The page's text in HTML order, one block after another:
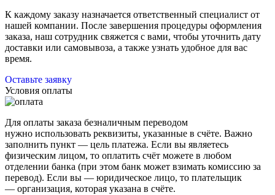
К каждому заказу назначается ответственный специалист от
нашей компании. После завершения процедуры оформления
заказа, наш сотрудник свяжется с вами, чтобы уточнить дату
доставки или самовывоза, а также узнать удобное для вас
время.
Оставьте заявку
Условия оплаты
Для оплаты заказа безналичным переводом
нужно использовать реквизиты, указанные в счёте. Важно
заполнить пункт — цель платежа. Если вы являетесь
физическим лицом, то оплатить счёт можете в любом
отделении банка (при этом банк может взимать комиссию за
перевод). Если вы — юридическое лицо, то плательщик
— организация, которая указана в счёте.